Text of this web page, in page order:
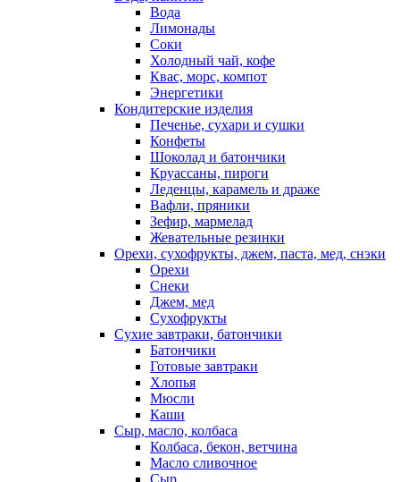
Вода
Лимонады
Соки
Холодный чай, кофе
Квас, морс, компот
Энергетики
Кондитерские изделия
Печенье, сухари и сушки
Конфеты
Шоколад и батончики
Круассаны, пироги
Леденцы, карамель и драже
Вафли, пряники
Зефир, мармелад
Жевательные резинки
Орехи, сухофрукты, джем, паста, мед, снэки
Орехи
Снеки
Джем, мед
Сухофрукты
Сухие завтраки, батончики
Батончики
Готовые завтраки
Хлопья
Мюсли
Каши
Сыр, масло, колбаса
Колбаса, бекон, ветчина
Масло сливочное